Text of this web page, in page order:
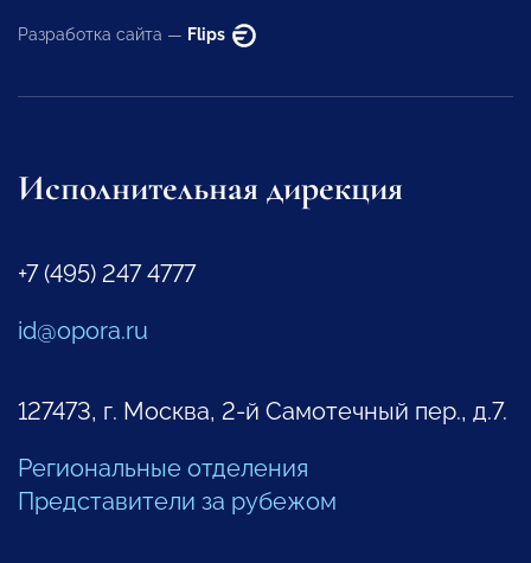
Разработка сайта — Flips
Исполнительная дирекция
+7 (495) 247 4777
id@opora.ru
127473, г. Москва, 2-й Самотечный пер., д.7.
Региональные отделения
Представители за рубежом